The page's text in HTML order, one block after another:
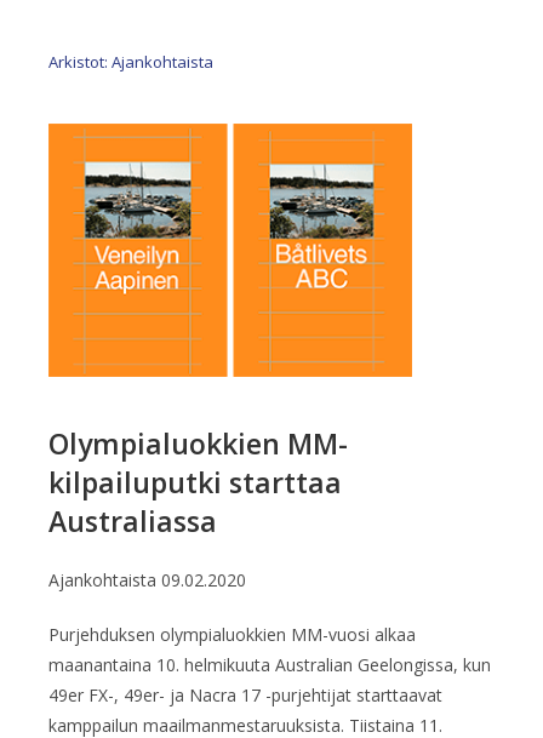
Arkistot: Ajankohtaista
Olympialuokkien MM-
kilpailuputki starttaa
Australiassa
Ajankohtaista 09.02.2020
Purjehduksen olympialuokkien MM-vuosi alkaa
maanantaina 10. helmikuuta Australian Geelongissa, kun
49er FX-, 49er- ja Nacra 17 -purjehtijat starttaavat
kamppailun maailmanmestaruuksista. Tiistaina 11.